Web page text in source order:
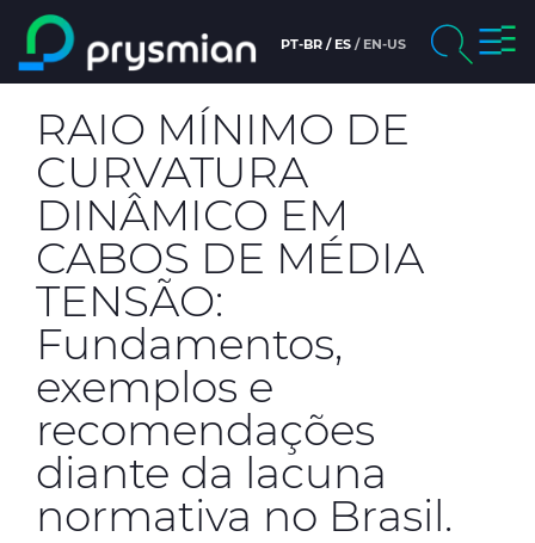
Main content
PT-BR ES EN-US
Search
Company
Markets
Products
People and careers
News & Media
Sustainability
Ethics & Integrity
RAIO MÍNIMO DE
CURVATURA
DINÂMICO EM
CABOS DE MÉDIA
TENSÃO:
Fundamentos,
exemplos e
recomendações
diante da lacuna
normativa no Brasil.